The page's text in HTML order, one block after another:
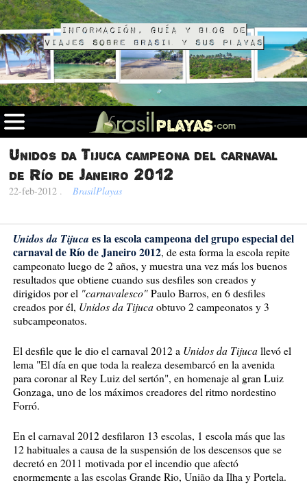
Información, guía y blog de
viajes sobre Brasil y sus playas
Unidos da Tijuca campeona del carnaval
de Río de Janeiro 2012
22-feb-2012 . BrasilPlayas
Unidos da Tijuca es la escola campeona del grupo especial del
carnaval de Río de Janeiro 2012, de esta forma la escola repite
campeonato luego de 2 años, y muestra una vez más los buenos
resultados que obtiene cuando sus desfiles son creados y
dirigidos por el "carnavalesco"Paulo Barros, en 6 desfiles
creados por él, Unidos da Tijucaobtuvo 2 campeonatos y 3
subcampeonatos.
El desfile que le dio el carnaval 2012 a Unidos da Tijucallevó el
lema "El día en que toda la realeza desembarcó en la avenida
para coronar al Rey Luiz del sertón", en homenaje al gran Luiz
Gonzaga, uno de los máximos creadores del ritmo nordestino
Forró.
En el carnaval 2012 desfilaron 13 escolas, 1 escola más que las
12 habituales a causa de la suspensión de los descensos que se
decretó en 2011 motivada por el incendio que afectó
enormemente a las escolas Grande Rio, União da Ilha y Portela.